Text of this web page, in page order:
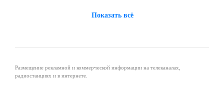
Показать всё
Размещение рекламной и коммерческой информации на телеканалах,
радиостанциях и в интернете.